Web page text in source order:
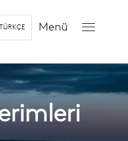
TÜRKÇE Menü